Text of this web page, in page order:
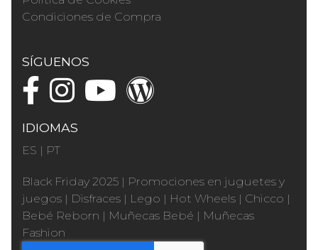
Condiciones de Compra
SÍGUENOS
IDIOMAS
ES | PT
Black Friday 2025 | Promociones en juguetes y
juegos | Disfraces | Lego | Hot Wheels | Chicco |
Bebé Reborn | Muñecas Bebé | Muñecas
Fashion